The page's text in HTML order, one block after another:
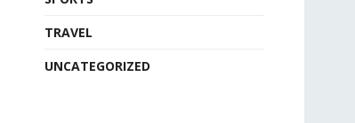
TRAVEL
UNCATEGORIZED